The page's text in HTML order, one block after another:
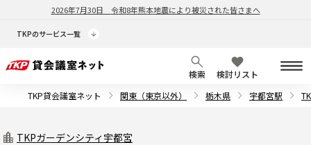
2026年7月30日 令和8年熊本地震により被災された皆さまへ
TKPのサービス一覧
検索
検討リスト
TKP貸会議室ネット
関東（東京以外） 栃木県 宇都宮駅
TKPガーデンシティ宇都宮